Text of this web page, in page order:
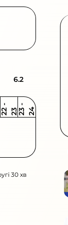
6.2
2 2
-
2 3 2 3
-
2 4
30 хв